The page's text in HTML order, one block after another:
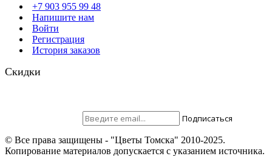
+7 903 955 99 48
Напишите нам
Войти
Регистрация
История заказов
Скидки
Подписаться
© Все права защищены - "Цветы Томска" 2010-2025.
Копирование материалов допускается с указанием источника.